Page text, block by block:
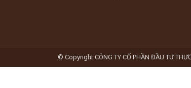
© Copyright CÔNG TY CỔ PHẦN ĐẦU TƯ